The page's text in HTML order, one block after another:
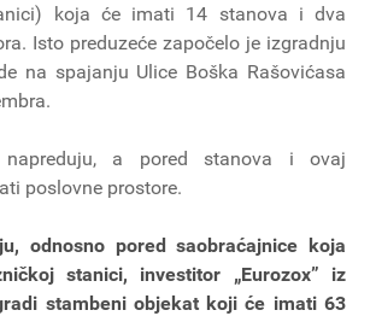
koja će imati 14 stanova i dva
Isto preduzeće započelo je izgradnju
na spajanju Ulice Boška Rašovićasa
napreduju, a pored stanova i ovaj
poslovne prostore.
odnosno pored saobraćajnice koja
stanici, investitor „Eurozox” iz
stambeni objekat koji će imati 63